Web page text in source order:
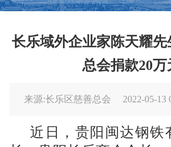
长乐域外企业家陈天耀
总会捐款20万
来源:长乐区慈善总会 2022-05-13
近日，贵阳闽达钢铁